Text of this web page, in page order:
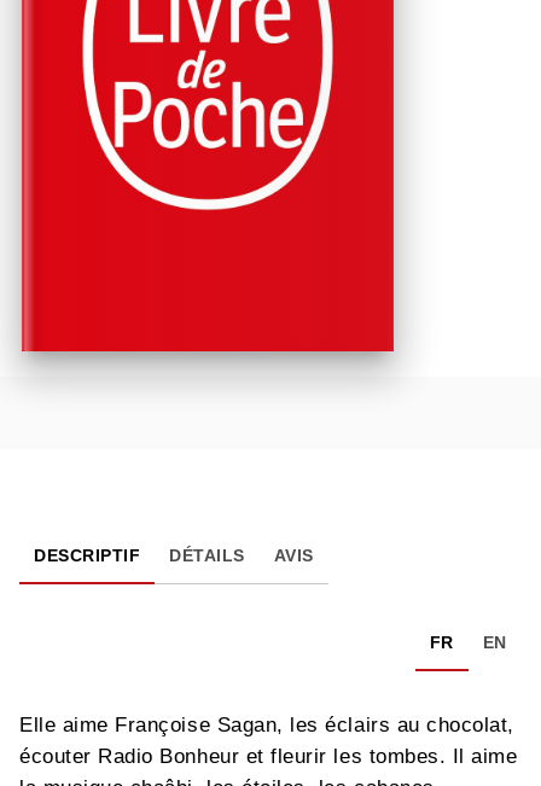
DESCRIPTIF DÉTAILS AVIS
FR EN
Elle aime Françoise Sagan, les éclairs au chocolat,
écouter Radio Bonheur et fleurir les tombes. Il aime